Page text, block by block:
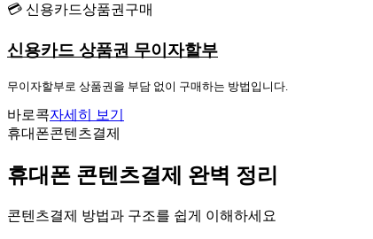
💳 신용카드상품권구매
신용카드 상품권 무이자할부
무이자할부로 상품권을 부담 없이 구매하는 방법입니다.
바로콕자세히 보기
휴대폰콘텐츠결제
휴대폰 콘텐츠결제 완벽 정리
콘텐츠결제 방법과 구조를 쉽게 이해하세요